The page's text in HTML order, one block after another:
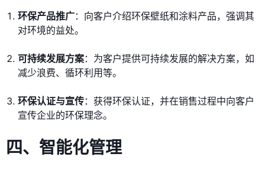
环保产品推广：向客户介绍环保壁纸和涂料产品，强调其
对环境的益处。
可持续发展方案：为客户提供可持续发展的解决方案，如
减少浪费、循环利用等。
环保认证与宣传：获得环保认证，并在销售过程中向客户
宣传企业的环保理念。
四、智能化管理